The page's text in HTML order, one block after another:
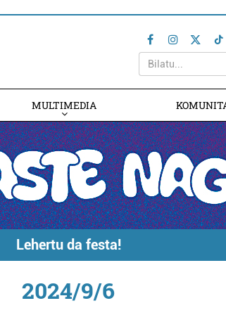
MULTIMEDIA
Lehertu da festa!
2024/9/6